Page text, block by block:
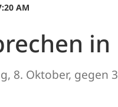
AM
8. Oktober, gegen